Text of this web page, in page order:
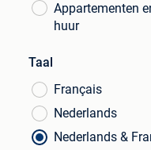
Appartementen
huur
Taal
Français
Nederlands
Nederlands &